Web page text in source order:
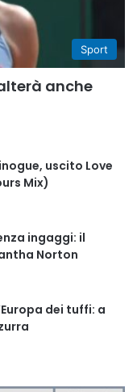
Sport
anche
uscito Love
Mix)
ingaggi: il
Norton
dei tuffi: a